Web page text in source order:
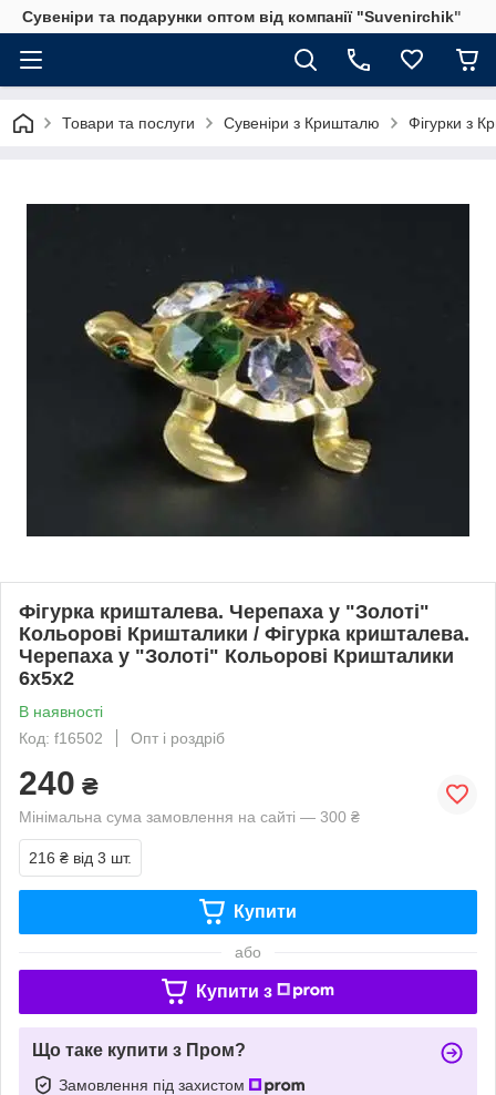
Сувеніри та подарунки оптом від компанії "Suvenirchik"
Товари та послуги Сувеніри з Кришталю Фігурки з
Фігурка кришталева. Черепаха у "Золоті"
Кольорові Кришталики / Фігурка кришталева.
Черепаха у "Золоті" Кольорові Кришталики
6x5x2
В наявності
Код: f16502
Опт і роздріб
240 ₴
Мінімальна сума замовлення на сайті — 300 ₴
216 ₴ від 3 шт.
Купити
або
Купити з
Що таке купити з Пром?
Замовлення під захистом